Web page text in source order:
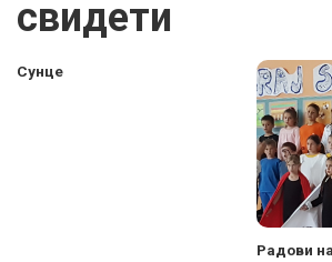
свидети
Сунце
Радови